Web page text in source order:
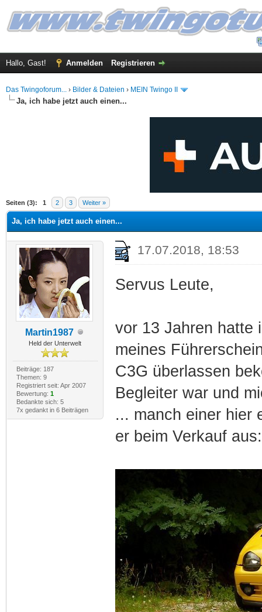
Hallo, Gast! Anmelden Registrieren
Das Twingoforum... › Bilder & Dateien › MEIN Twingo II
Ja, ich habe jetzt auch einen...
Seiten (3): 1 2 3 Weiter »
Durchschnitt
Ja, ich habe jetzt auch einen...
Martin1987
Held der Unterwelt
Beiträge: 187
Themen: 9
Registriert seit: Apr 2007
Bewertung: 1
Bedankte sich: 5
7x gedankt in 6 Beiträgen
17.07.2018, 18:53
Servus Leute,
vor 13 Jahren hatte
meines
C3G überlassen
Begleiter war und
... manch einer hier
er beim Verkauf aus: